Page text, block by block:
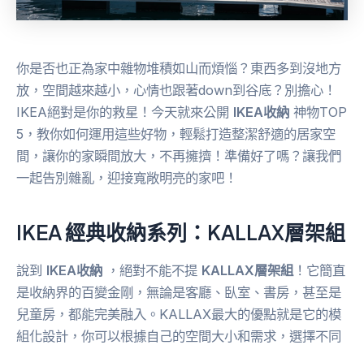
你是否也正為家中雜物堆積如山而煩惱？東西多到沒地方
放，空間越來越小，心情也跟著down到谷底？別擔心！
IKEA絕對是你的救星！今天就來公開 IKEA收納 神物TOP
5，教你如何運用這些好物，輕鬆打造整潔舒適的居家空
間，讓你的家瞬間放大，不再擁擠！準備好了嗎？讓我們
一起告別雜亂，迎接寬敞明亮的家吧！
IKEA 經典收納系列： KALLAX層架組
說到 IKEA收納 ，絕對不能不提 KALLAX層架組 ！它簡直
是收納界的百變金剛，無論是客廳、臥室、書房，甚至是
兒童房，都能完美融入。KALLAX最大的優點就是它的模
組化設計，你可以根據自己的空間大小和需求，選擇不同